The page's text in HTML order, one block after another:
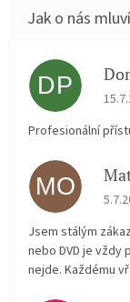
DP
Profesionální
MO
Jsem stálým
nebo DVD je
nejde. Každému